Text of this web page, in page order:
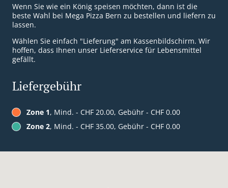
Wenn Sie wie ein König speisen möchten, dann ist die
beste Wahl bei Mega Pizza Bern zu bestellen und liefern zu
lassen.
Wählen Sie einfach "Lieferung" am Kassenbildschirm. Wir
hoffen, dass Ihnen unser Lieferservice für Lebensmittel
gefällt.
Liefergebühr
Zone 1, Mind. - CHF 20.00, Gebühr - CHF 0.00
Zone 2, Mind. - CHF 35.00, Gebühr - CHF 0.00